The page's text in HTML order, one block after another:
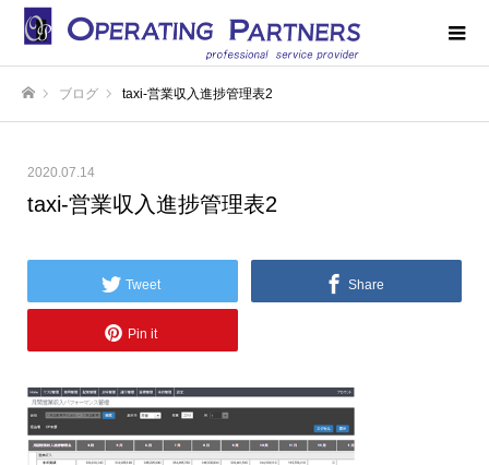
ブログ taxi-営業収入進捗管理表2
2020.07.14
taxi-営業収入進捗管理表2
Tweet Share
Pin it